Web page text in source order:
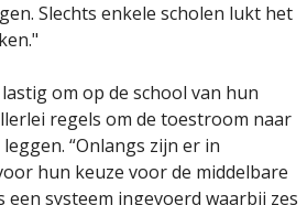
Slechts enkele scholen lukt het
om op de school van hun
regels om de toestroom naar
“Onlangs zijn er in
hun keuze voor de middelbare
systeem ingevoerd waarbij zes